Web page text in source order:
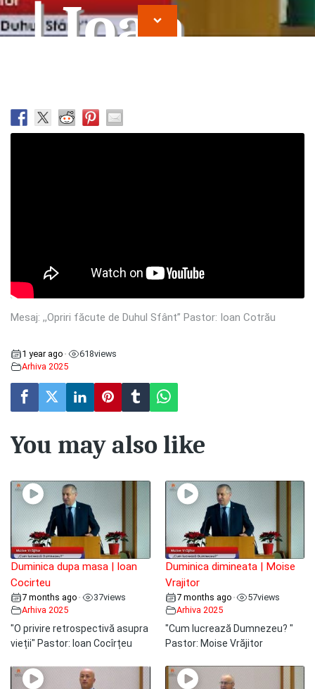
| Ioan
Cotrau
Mesaj: ,,Opriri făcute de Duhul Sfânt” Pastor: Ioan Cotrău
1 year ago • 618views
Arhiva 2025
You may also like
Duminica dupa masa | Ioan
Cocirteu
7 months ago • 37views
Arhiva 2025
"O privire retrospectivă asupra
vieții" Pastor: Ioan Cocîrțeu
Duminica dimineata | Moise
Vrajitor
7 months ago • 57views
Arhiva 2025
"Cum lucrează Dumnezeu? "
Pastor: Moise Vrăjitor